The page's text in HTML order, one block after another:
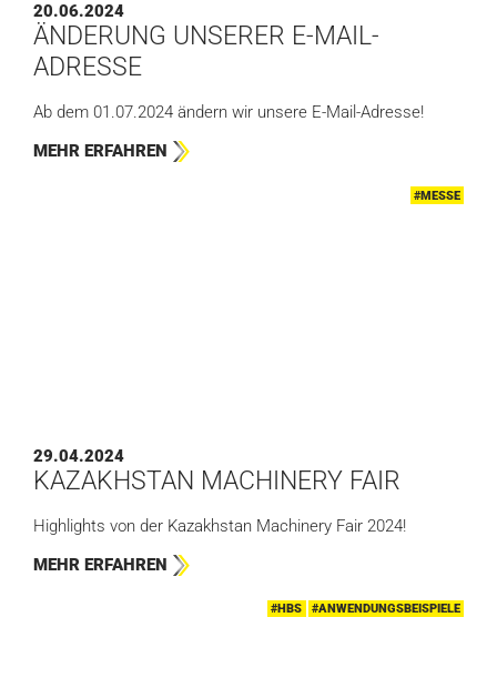
20.06.2024
ÄNDERUNG UNSERER E-MAIL-
ADRESSE
Ab dem 01.07.2024 ändern wir unsere E-Mail-Adresse!
MEHR ERFAHREN
#MESSE
29.04.2024
KAZAKHSTAN MACHINERY FAIR
Highlights von der Kazakhstan Machinery Fair 2024!
MEHR ERFAHREN
#HBS #ANWENDUNGSBEISPIELE